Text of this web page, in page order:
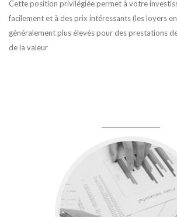
Cette position privilégiée permet à votre
facilement et à des prix intéressants (les loyers
généralement plus élevés pour des prestations
de la valeur